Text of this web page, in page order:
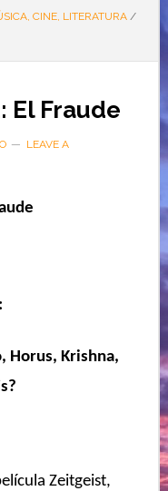
CINE, LITERATURA /
El Fraude
LEAVE A
Horus, Krishna,
Zeitgeist,